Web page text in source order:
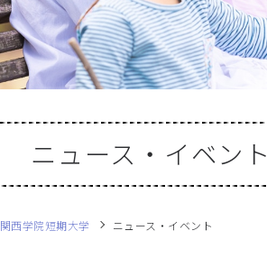
ニュース・イベント
関西学院短期大学 ニュース・イベント